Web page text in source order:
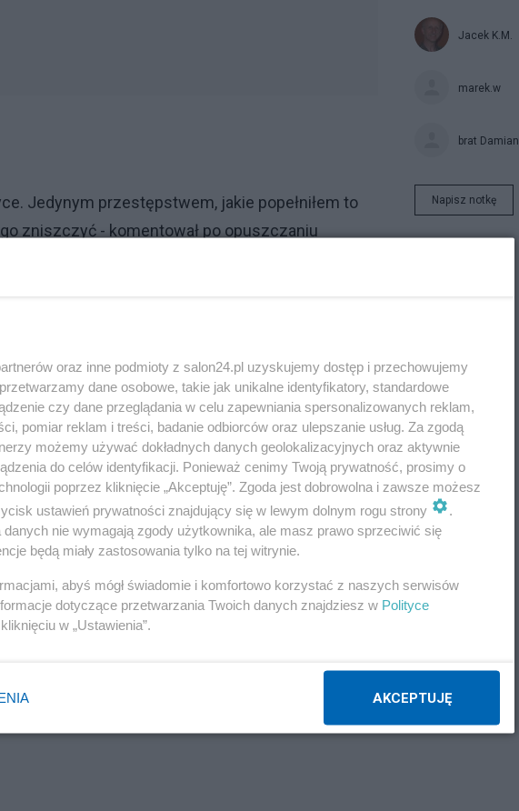
Jedynym przestępstwem, jakie popełniłem to
zniszczyć - komentował po opuszczaniu
który wygłosił półgodzinne
Jacek K.M.
marek.w
brat Damian
Napisz notkę
oraz inne podmioty z salon24.pl uzyskujemy dostęp i przechowujemy
dane osobowe, takie jak unikalne identyfikatory, standardowe
czy dane przeglądania w celu zapewniania spersonalizowanych reklam,
pomiar reklam i treści, badanie odbiorców oraz ulepszanie usług. Za zgodą
możemy używać dokładnych danych geolokalizacyjnych oraz aktywnie
do celów identyfikacji. Ponieważ cenimy Twoją prywatność, prosimy o
poprzez kliknięcie „Akceptuję”. Zgoda jest dobrowolna i zawsze możesz
ustawień prywatności znajdujący się w lewym dolnym rogu strony
.
nie wymagają zgody użytkownika, ale masz prawo sprzeciwić się
będą miały zastosowania tylko na tej witrynie.
abyś mógł świadomie i komfortowo korzystać z naszych serwisów
dotyczące przetwarzania Twoich danych znajdziesz w Polityce
w „Ustawienia”.
AKCEPTUJĘ